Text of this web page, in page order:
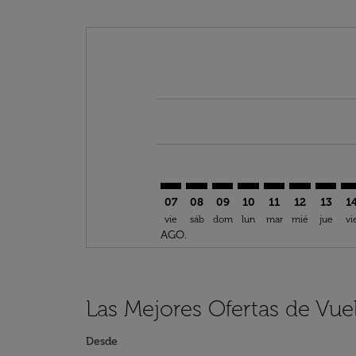
07
vie
AGO.
08
sáb
09
dom
10
lun
11
mar
12
mié
13
jue
Las Mejores Ofertas de
Desde